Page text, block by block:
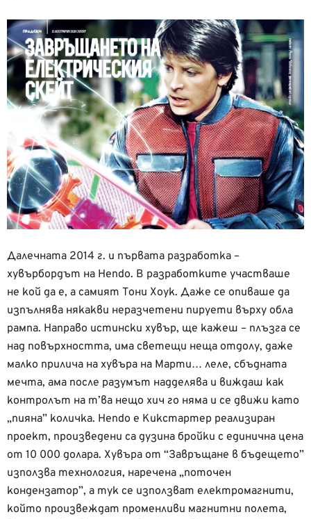
Далечната 2014 г. и първата разработка –
хувърбордът на Hendo. В разработките участваше
не кой да е, а самият Тони Хоук. Даже се опиваше да
изпълнява някакви неразчетени пируети върху обла
рампа. Направо истински хувър, ще кажеш – плъзга се
над повърхността, има светещи неща отдолу, даже
малко прилича на хувъра на Марти… леле, сбъдната
мечта, ама после разумът надделява и виждаш как
контролът на т’ва нещо хич го няма и се движи като
„пияна” количка. Hendo е Кикстартер реализиран
проект, произведени са дузина бройки с единична цена
от 10 000 долара. Хувъра от “Завръщане в бъдещето”
използва технология, наречена „поточен
кондензатор”, а тук се използват електромагнити,
който произвеждат променливи магнитни полета,